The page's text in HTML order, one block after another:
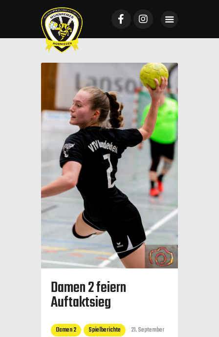
Startseite
Mannschaften
News
VTV Mundenheim
Sponsoring
Galerie
Tickets
Kontakt
Damen 2 feiern
Auftaktsieg
Damen 2 Spielberichte
21. September